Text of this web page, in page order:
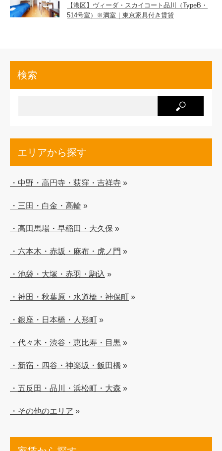
【港区】ヴィーダ・スカイコート品川（TypeB・
514号室）※満室｜東京家具付き賃貸
検索
エリアから探す
・中野・高円寺・荻窪・吉祥寺 »
・三田・白金・高輪 »
・高田馬場・早稲田・大久保 »
・六本木・赤坂・麻布・虎ノ門 »
・池袋・大塚・赤羽・駒込 »
・神田・秋葉原・水道橋・神保町 »
・銀座・日本橋・人形町 »
・代々木・渋谷・恵比寿・目黒 »
・新宿・四谷・神楽坂・飯田橋 »
・五反田・品川・浜松町・大森 »
・その他のエリア »